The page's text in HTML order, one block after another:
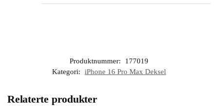
Produktnummer:
177019
Kategori:
iPhone 16 Pro Max Deksel
Relaterte produkter